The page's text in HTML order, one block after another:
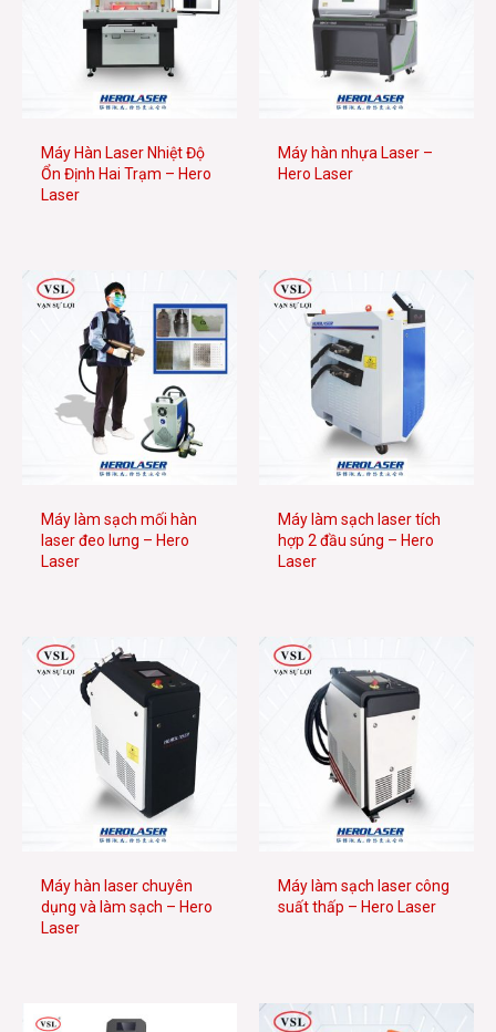
Máy Hàn Laser Nhiệt Độ
Ổn Định Hai Trạm – Hero
Laser
Máy hàn nhựa Laser –
Hero Laser
Máy làm sạch mối hàn
laser đeo lưng – Hero
Laser
Máy làm sạch laser tích
hợp 2 đầu súng – Hero
Laser
Máy hàn laser chuyên
dụng và làm sạch – Hero
Laser
Máy làm sạch laser công
suất thấp – Hero Laser